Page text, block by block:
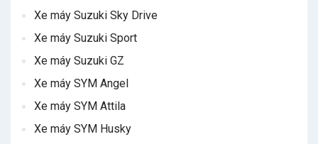
Xe máy Suzuki Sky Drive
Xe máy Suzuki Sport
Xe máy Suzuki GZ
Xe máy SYM Angel
Xe máy SYM Attila
Xe máy SYM Husky